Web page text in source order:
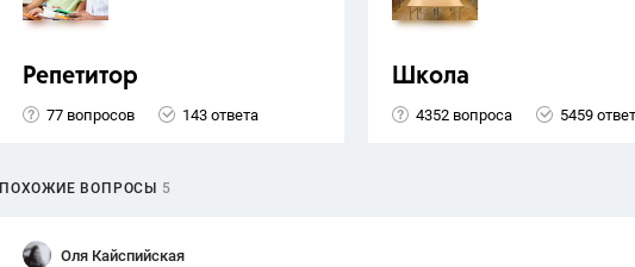
Репетитор
77 вопросов 143 ответа
Школа
4352 вопроса 5459
ПОХОЖИЕ ВОПРОСЫ 5
Оля Кайспийская